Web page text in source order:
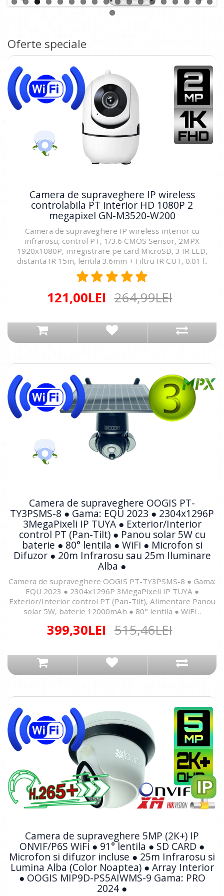
Oferte speciale
Camera de supraveghere IP wireless
controlabila PT interior HD 1080P 2
megapixel GN-M3520-W200
Camera de supraveghere IP wireless interior cu
infrarosu, control PT, 1/3.6 CMOS Sensor, 2MPX
1920x1080P, inregistrare pe card MicroSD, 3 IR LED,
distanta IR 15m, lentila 3.6mm + Filtru IR CUT, 0.01 l..
121,00LEI 264,99LEI
Camera de supraveghere OOGIS PT-
TY3PSMS-8 ● Gama: EQU 2023 ● 2304x1296P
3MegaPixeli IP TUYA ● Exterior/Interior
control PT (Pan-Tilt) ● Panou solar 5W cu
baterie ● 80° lentila ● WiFi ● Microfon si
Difuzor ● 20m Infrarosu sau 25m Iluminare
Alba ●
Camera de supraveghere OOGIS PT-TY3PSMS-8 ● Gama:
EQU 2023 ● 2304x1296P 3MegaPixeli IP TUYA ●
Exterior/Interior control PT (Pan-Tilt), Alimentare Panou
solar 5W, baterie 12000mAh ● 80° lentila ● WiFi ..
399,30LEI 515,46LEI
Camera de supraveghere 5MP (2K+) IP
ONVIF/P6S WiFi ● 91° lentila ● SD CARD ●
Microfon si difuzor incluse ● 25m Infrarosu si
Lumina Alba (Color Noaptea) ● Array Interior
● OOGIS MIP9D-PS5AIWMS-9 Gama: PRO
2024 ●